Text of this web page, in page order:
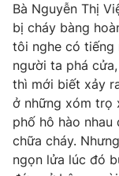
Cơ quan chủ quản:
Cơ quan báo chí:
Giấy phép hoạt
cấp ngày 29/12/
Tổng Biên tập: Vũ
Phó Tổng Biên tập:
Nguyễn Trọng Ninh
Tổng đài VTV:
Bà Nguyễn Thị
bị cháy bàng
tôi nghe có tiếng
người ta phá
thì mới biết xảy
ở những xóm trọ
phố hô hào
chữa cháy.
ngọn lửa lúc đó